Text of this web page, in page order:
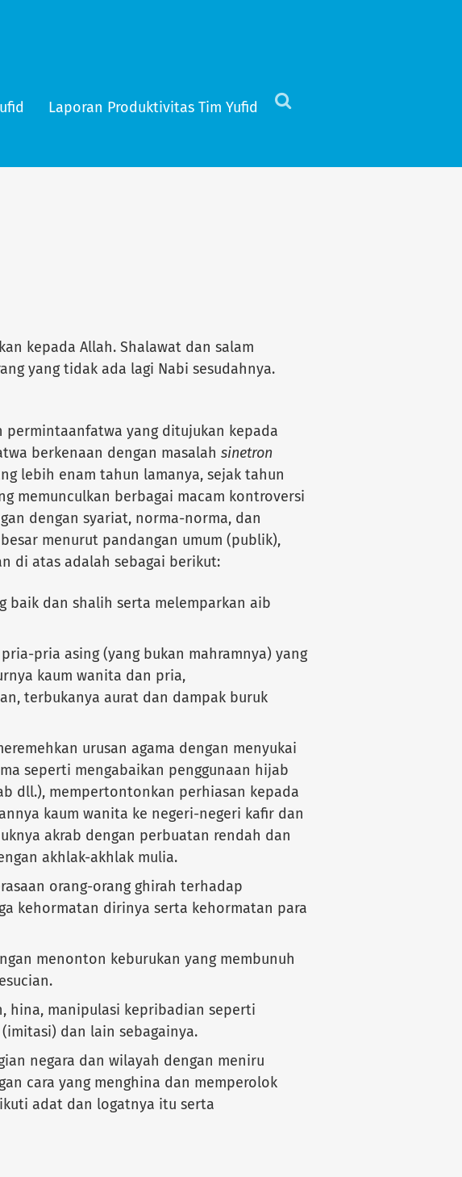
the
Laporan Produktivitas Tim Yufid
kepada Allah. Shalawat dan salam
yang tidak ada lagi Nabi sesudahnya.
yang ditujukan kepada
berkenaan dengan masalah sinetron
lebih enam tahun lamanya, sejak tahun
memunculkan berbagai macam kontroversi
dengan syariat, norma-norma, dan
menurut pandangan umum (publik),
di atas adalah sebagai berikut:
baik dan shalih serta melemparkan aib
pria asing (yang bukan mahramnya) yang
kaum wanita dan pria,
terbukanya aurat dan dampak buruk
urusan agama dengan menyukai
seperti mengabaikan penggunaan hijab
dll.), mempertontonkan perhiasan kepada
kaum wanita ke negeri-negeri kafir dan
akrab dengan perbuatan rendah dan
akhlak-akhlak mulia.
orang-orang ghirah terhadap
kehormatan dirinya serta kehormatan para
menonton keburukan yang membunuh
hina, manipulasi kepribadian seperti
dan lain sebagainya.
negara dan wilayah dengan meniru
cara yang menghina dan memperolok
adat dan logatnya itu serta